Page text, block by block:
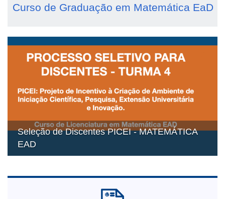
Curso de Graduação em Matemática EaD
Seleção de Discentes PICEI - MATEMÁTICA
EAD